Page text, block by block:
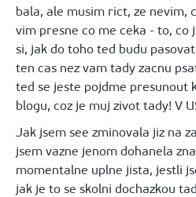
bala, ale musim rict, ze nevim,
vim presne co me ceka - to, co
si, jak do toho ted budu
ten cas nez vam tady zacnu
ted se jeste pojdme presunout
blogu, coz je muj zivot tady! V
Jak jsem see zminovala jiz na
jsem vazne jenom dohanela
momentalne uplne jista, jestli
jak je to se skolni dochazkou